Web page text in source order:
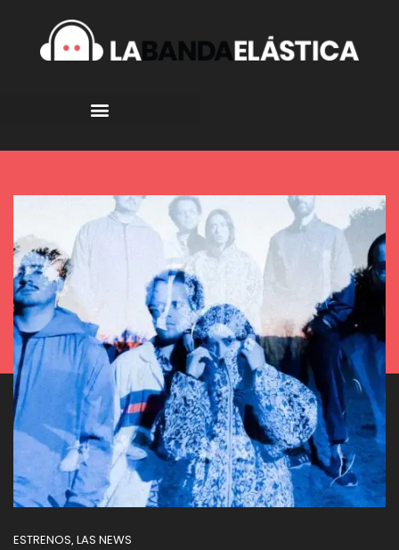
ESTRENOS, LAS NEWS